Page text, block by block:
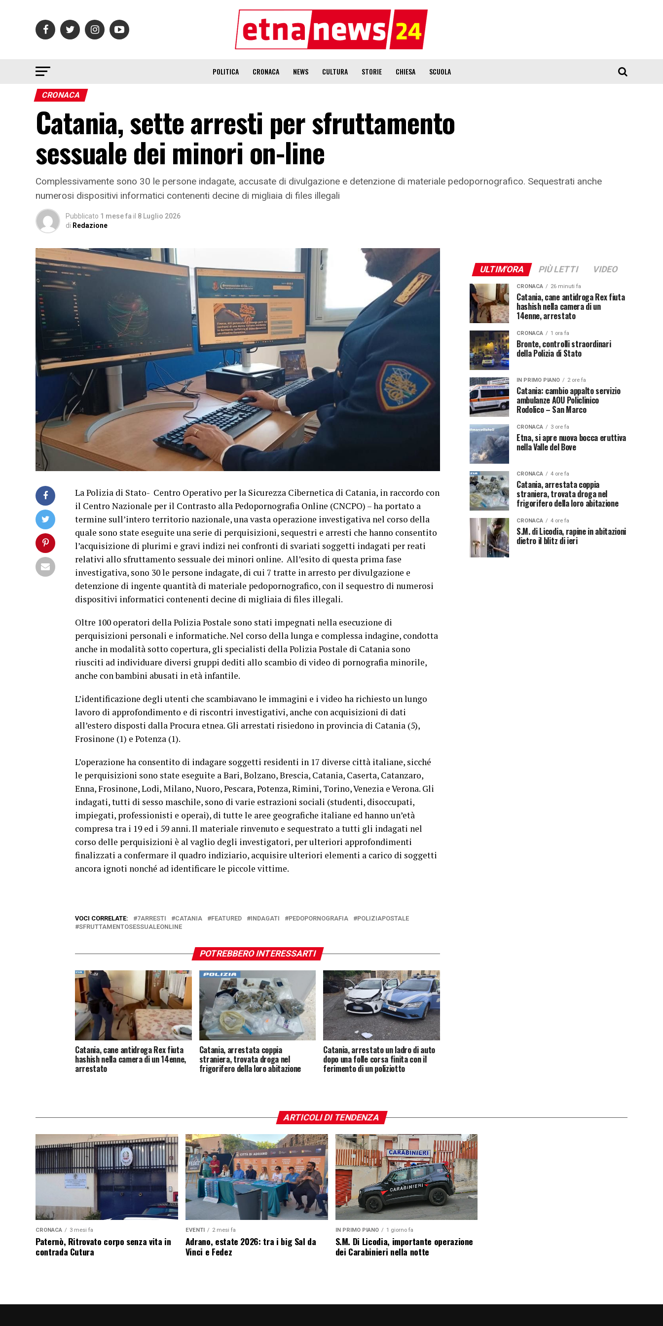
POLITICA CRONACA NEWS CULTURA STORIE CHIESA SCUOLA
CRONACA
Catania, sette arresti per sfruttamento
sessuale dei minori on-line
Complessivamente sono 30 le persone indagate, accusate di divulgazione e detenzione di materiale pedopornografico. Sequestrati anche
numerosi dispositivi informatici contenenti decine di migliaia di files illegali
Pubblicato 1 mese fa il 8 Luglio 2026
di Redazione
La Polizia di Stato- Centro Operativo per la Sicurezza Cibernetica di Catania, in raccordo con
il Centro Nazionale per il Contrasto alla Pedopornografia Online (CNCPO) – ha portato a
termine sull’intero territorio nazionale, una vasta operazione investigativa nel corso della
quale sono state eseguite una serie di perquisizioni, sequestri e arresti che hanno consentito
l’acquisizione di plurimi e gravi indizi nei confronti di svariati soggetti indagati per reati
relativi allo sfruttamento sessuale dei minori online. All’esito di questa prima fase
investigativa, sono 30 le persone indagate, di cui 7 tratte in arresto per divulgazione e
detenzione di ingente quantità di materiale pedopornografico, con il sequestro di numerosi
dispositivi informatici contenenti decine di migliaia di files illegali.
Oltre 100 operatori della Polizia Postale sono stati impegnati nella esecuzione di
perquisizioni personali e informatiche. Nel corso della lunga e complessa indagine, condotta
anche in modalità sotto copertura, gli specialisti della Polizia Postale di Catania sono
riusciti ad individuare diversi gruppi dediti allo scambio di video di pornografia minorile,
anche con bambini abusati in età infantile.
L’identificazione degli utenti che scambiavano le immagini e i video ha richiesto un lungo
lavoro di approfondimento e di riscontri investigativi, anche con acquisizioni di dati
all’estero disposti dalla Procura etnea. Gli arrestati risiedono in provincia di Catania (5),
Frosinone (1) e Potenza (1).
L’operazione ha consentito di indagare soggetti residenti in 17 diverse città italiane, sicché
le perquisizioni sono state eseguite a Bari, Bolzano, Brescia, Catania, Caserta, Catanzaro,
Enna, Frosinone, Lodi, Milano, Nuoro, Pescara, Potenza, Rimini, Torino, Venezia e Verona. Gli
indagati, tutti di sesso maschile, sono di varie estrazioni sociali (studenti, disoccupati,
impiegati, professionisti e operai), di tutte le aree geografiche italiane ed hanno un’età
compresa tra i 19 ed i 59 anni. Il materiale rinvenuto e sequestrato a tutti gli indagati nel
corso delle perquisizioni è al vaglio degli investigatori, per ulteriori approfondimenti
finalizzati a confermare il quadro indiziario, acquisire ulteriori elementi a carico di soggetti
ancora ignoti nonché ad identificare le piccole vittime.
VOCI CORRELATE: 7ARRESTI CATANIA FEATURED INDAGATI PEDOPORNOGRAFIA
POLIZIAPOSTALE
SFRUTTAMENTOSESSUALEONLINE
POTREBBERO INTERESSARTI
Catania, cane antidroga Rex fiuta
hashish nella camera di un 14enne,
arrestato
Catania, arrestata coppia
straniera, trovata droga nel
frigorifero della loro abitazione
Catania, arrestato un ladro di auto
dopo una folle corsa finita con il
ferimento di un poliziotto
ULTIM'ORA PIÙ LETTI VIDEO
CRONACA 26 minuti fa
Catania, cane antidroga Rex fiuta
hashish nella camera di un
14enne, arrestato
CRONACA 1 ora fa
Bronte, controlli straordinari
della Polizia di Stato
IN PRIMO PIANO 2 ore fa
Catania: cambio appalto servizio
ambulanze AOU Policlinico
Rodolico – San Marco
CRONACA 3 ore fa
Etna, si apre nuova bocca eruttiva
nella Valle del Bove
CRONACA 4 ore fa
Catania, arrestata coppia
straniera, trovata droga nel
frigorifero della loro abitazione
CRONACA 4 ore fa
S.M. di Licodia, rapine in abitazioni
dietro il blitz di ieri
ARTICOLI DI TENDENZA
CRONACA 3 mesi fa
Paternò, Ritrovato corpo senza vita in
contrada Cutura
EVENTI 2 mesi fa
Adrano, estate 2026: tra i big Sal da
Vinci e Fedez
IN PRIMO PIANO 1 giorno fa
S.M. Di Licodia, importante operazione
dei Carabinieri nella notte